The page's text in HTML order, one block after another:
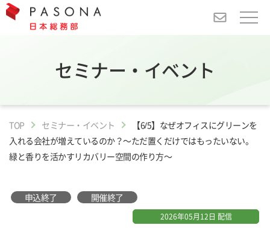
セミナー・イベント
TOP セミナー・イベント
【6/5】なぜオフィスにグリーンを
入れる会社が増えているのか？～ただ置くだけではもったいない。
緑と香りを活かすリカバリー空間の作り方～
申込終了 開催終了
2026年05月12日 配信